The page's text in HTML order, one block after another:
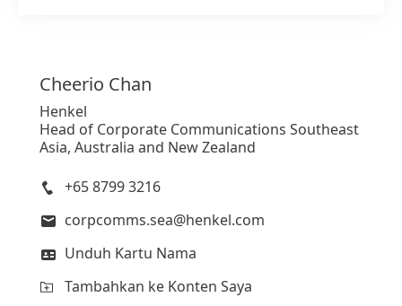
Cheerio Chan
Henkel
Head of Corporate Communications Southeast
Asia, Australia and New Zealand
+65 8799 3216
corpcomms.sea@henkel.com
Unduh Kartu Nama
Tambahkan ke Konten Saya